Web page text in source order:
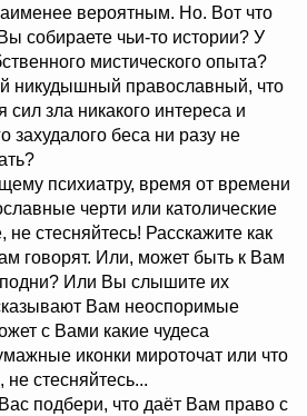
вероятным. Но. Вот что
собираете чьи-то истории? У
мистического опыта?
никудышный православный, что
сил зла никакого интереса и
захудалого беса ни разу не
психиатру, время от времени
черти или католические
стесняйтесь! Расскажите как
говорят. Или, может быть к Вам
Или Вы слышите их
Вам неоспоримые
с Вами какие чудеса
иконки мироточат или что
стесняйтесь...
подбери, что даёт Вам право с